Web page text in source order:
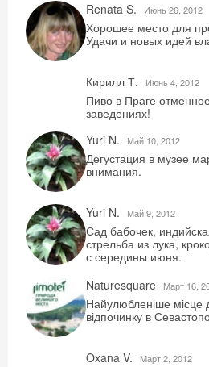
Renata S.
Июнь 26, 2012
Хорошее место для
Удачи и новых идей
Кирилл Т. Июнь 4, 2012
Пиво в Праге
заведениях!
Yuri N.
Май 10, 2012
Дегустация в музее
внимания.
Yuri N. Май 9, 2012
Сад бабочек,
стрельба из лука,
с середины июня.
Naturesquare
Mарт 16,
Найулюбленіше місце
відпочинку в
Oxana V. Mарт 2, 2012